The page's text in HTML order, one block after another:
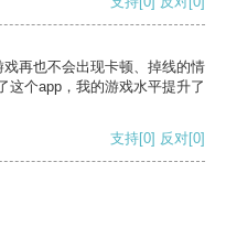
再也不会出现卡顿、掉线的情
这个app，我的游戏水平提升了
支持[0] 反对[0]